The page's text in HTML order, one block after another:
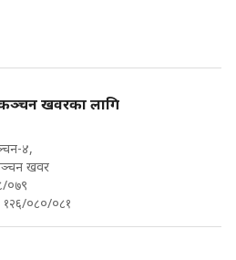
खवरका लागि
४,
खवर
०७९
०८०/०८१